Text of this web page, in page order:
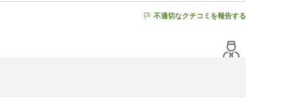
不適切なクチコミを報告する